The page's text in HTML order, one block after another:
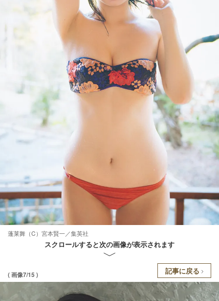
蓬莱舞（C）宮本賢一／集英社
スクロールすると次の画像が表示されます
( 画像7/15 ) 記事に戻る